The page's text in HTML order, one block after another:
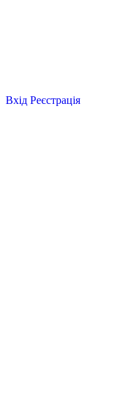
Вхід Реєстрація